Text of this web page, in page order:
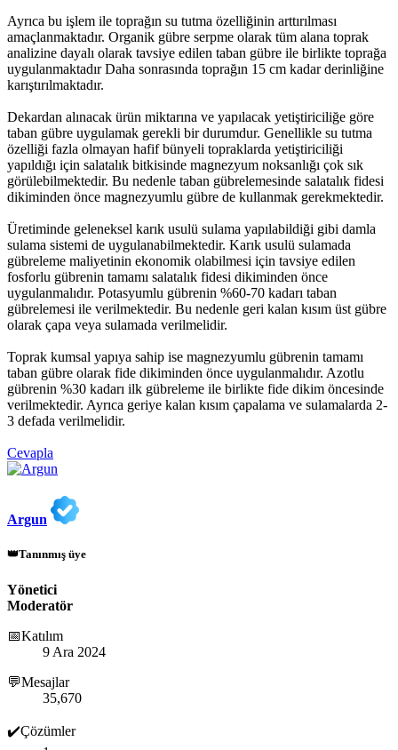
Ayrıca bu işlem ile toprağın su tutma özelliğinin arttırılması
amaçlanmaktadır. Organik gübre serpme olarak tüm alana toprak
analizine dayalı olarak tavsiye edilen taban gübre ile birlikte toprağa
uygulanmaktadır Daha sonrasında toprağın 15 cm kadar derinliğine
karıştırılmaktadır.
Dekardan alınacak ürün miktarına ve yapılacak yetiştiriciliğe göre
taban gübre uygulamak gerekli bir durumdur. Genellikle su tutma
özelliği fazla olmayan hafif bünyeli topraklarda yetiştiriciliği
yapıldığı için salatalık bitkisinde magnezyum noksanlığı çok sık
görülebilmektedir. Bu nedenle taban gübrelemesinde salatalık fidesi
dikiminden önce magnezyumlu gübre de kullanmak gerekmektedir.
Üretiminde geleneksel karık usulü sulama yapılabildiği gibi damla
sulama sistemi de uygulanabilmektedir. Karık usulü sulamada
gübreleme maliyetinin ekonomik olabilmesi için tavsiye edilen
fosforlu gübrenin tamamı salatalık fidesi dikiminden önce
uygulanmalıdır. Potasyumlu gübrenin %60-70 kadarı taban
gübrelemesi ile verilmektedir. Bu nedenle geri kalan kısım üst gübre
olarak çapa veya sulamada verilmelidir.
Toprak kumsal yapıya sahip ise magnezyumlu gübrenin tamamı
taban gübre olarak fide dikiminden önce uygulanmalıdır. Azotlu
gübrenin %30 kadarı ilk gübreleme ile birlikte fide dikim öncesinde
verilmektedir. Ayrıca geriye kalan kısım çapalama ve sulamalarda 2-
3 defada verilmelidir.
Cevapla
Argun
👑Tanınmış üye
Yönetici
Moderatör
📅Katılım
9 Ara 2024
💬Mesajlar
35,670
✔️Çözümler